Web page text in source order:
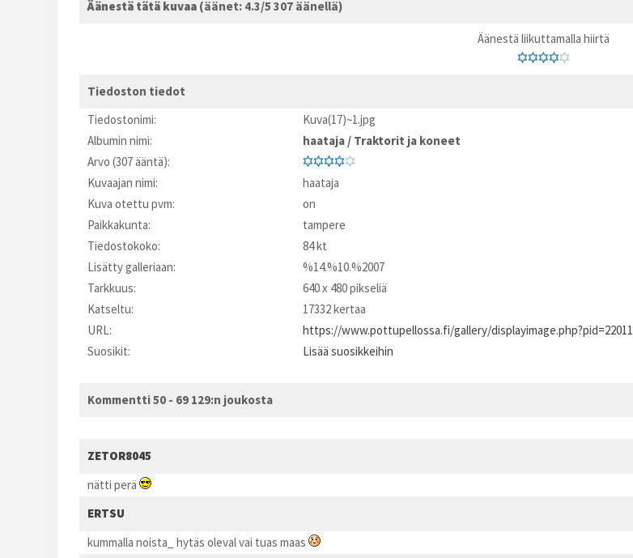
Äänestä tätä kuvaa (äänet: 4.3/5 307 äänellä)
Äänestä liikuttamalla hiirtä
Tiedoston tiedot
Tiedostonimi:
Kuva(17)~1.jpg
Albumin nimi:
haataja / Traktorit ja koneet
Arvo (307 ääntä):
Kuvaajan nimi:
haataja
Kuva otettu pvm:
on
Paikkakunta:
tampere
Tiedostokoko:
84 kt
Lisätty galleriaan:
%14.%10.%2007
Tarkkuus:
640 x 480 pikseliä
Katseltu:
17332 kertaa
URL:
https://www.pottupellossa.fi/gallery/displayimage.php?pid=22011
Suosikit:
Lisää suosikkeihin
Kommentti 50 - 69 129:n joukosta
ZETOR8045
nätti perä
ERTSU
kummalla noista_ hytäs oleval vai tuas maas